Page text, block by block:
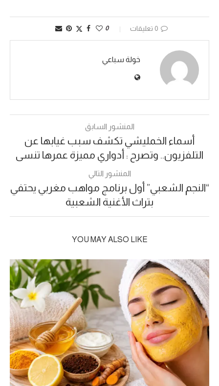
0 تعليقات 0
خولة سباعي
المنشور السابق
أسماء الخمليشي تكشف سبب غيابها عن
التلفزيون.. وتصرح : أدواري مميزة عمرها تنسى
المنشور التالي
“النجم الشعبي” أول برنامج مواهب مغربي يحتفي
بتراث الأغنية الشعبية
YOU MAY ALSO LIKE